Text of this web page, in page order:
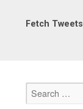
Fetch Tweets